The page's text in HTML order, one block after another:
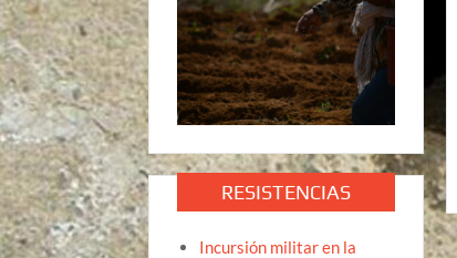
RESISTENCIAS
Incursión militar en la